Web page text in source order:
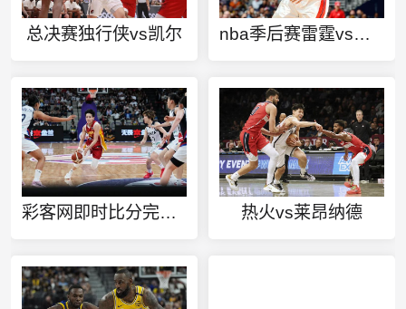
总决赛独行侠vs凯尔 nba季后赛雷霆vs开拓者cntv
彩客网即时比分完整比分 热火vs莱昂纳德